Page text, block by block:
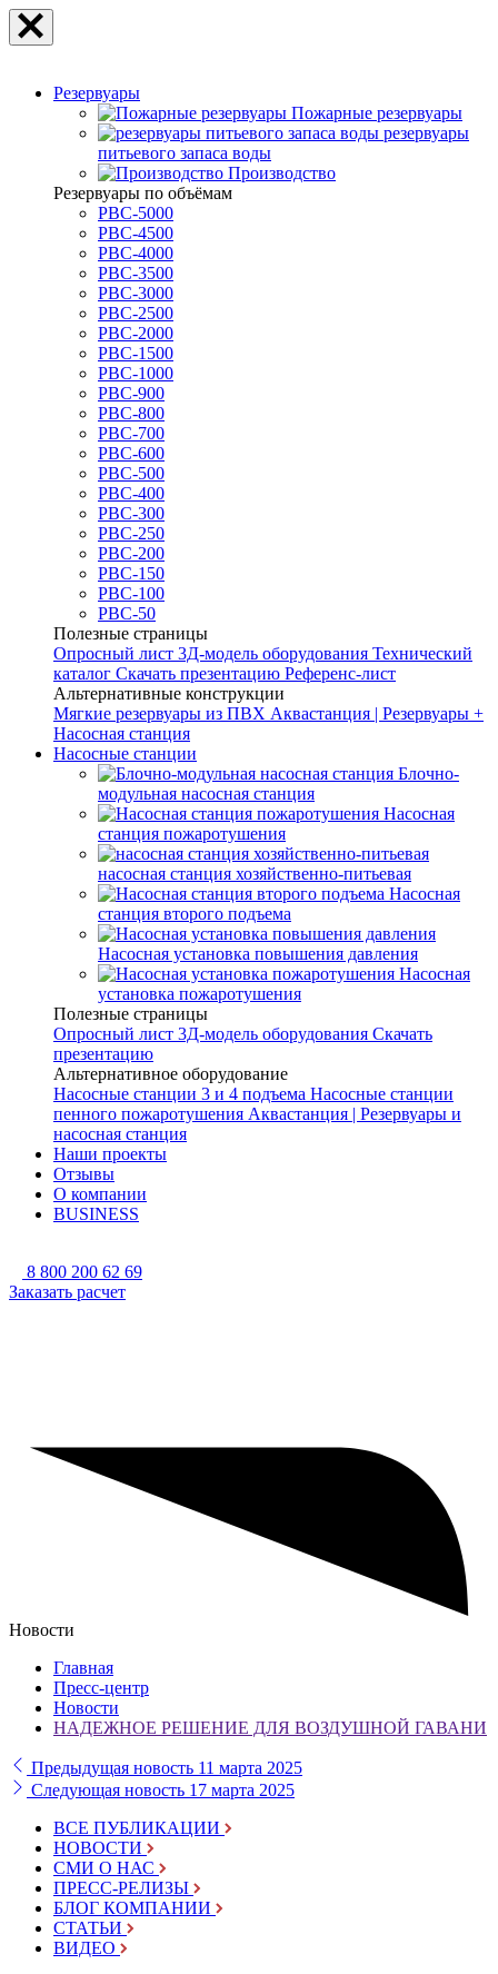
Резервуары
Пожарные резервуары
резервуары
питьевого запаса воды
Производство
Резервуары по объёмам
РВС-5000
РВС-4500
РВС-4000
РВС-3500
РВС-3000
РВС-2500
РВС-2000
РВС-1500
РВС-1000
РВС-900
РВС-800
РВС-700
РВС-600
РВС-500
РВС-400
РВС-300
РВС-250
РВС-200
РВС-150
РВС-100
РВС-50
Полезные страницы
Опросный лист 3Д-модель оборудования Технический
каталог Скачать презентацию Референс-лист
Альтернативные конструкции
Мягкие резервуары из ПВХ Аквастанция | Резервуары +
Насосная станция
Насосные станции
Блочно-
модульная насосная станция
Насосная
станция пожаротушения
насосная станция хозяйственно-питьевая
Насосная
станция второго подъема
Насосная установка повышения давления
Насосная
установка пожаротушения
Полезные страницы
Опросный лист 3Д-модель оборудования Скачать
презентацию
Альтернативное оборудование
Насосные станции 3 и 4 подъема Насосные станции
пенного пожаротушения Аквастанция | Резервуары и
насосная станция
Наши проекты
Отзывы
О компании
BUSINESS
8 800 200 62 69
Заказать расчет
Новости
Главная
Пресс-центр
Новости
НАДЕЖНОЕ РЕШЕНИЕ ДЛЯ ВОЗДУШНОЙ ГАВАНИ
Предыдущая новость 11 марта 2025
Следующая новость 17 марта 2025
ВСЕ ПУБЛИКАЦИИ
НОВОСТИ
СМИ О НАС
ПРЕСС-РЕЛИЗЫ
БЛОГ КОМПАНИИ
СТАТЬИ
ВИДЕО